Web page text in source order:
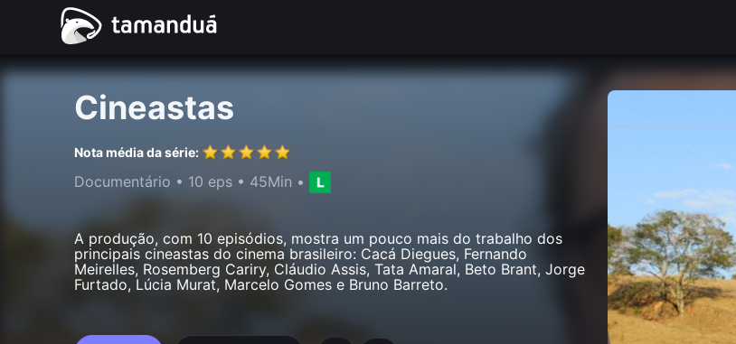
Cineastas
Nota média da série:
Documentário • 10 eps • 45Min •
A produção, com 10 episódios, mostra um pouco mais do trabalho dos
principais cineastas do cinema brasileiro: Cacá Diegues, Fernando
Meirelles, Rosemberg Cariry, Cláudio Assis, Tata Amaral, Beto Brant, Jorge
Furtado, Lúcia Murat, Marcelo Gomes e Bruno Barreto.